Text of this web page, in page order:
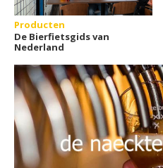
Producten
De Bierfietsgids van
Nederland